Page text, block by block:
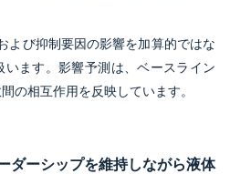
よび抑制要因の影響を加算的ではな
います。影響予測は、ベースライン
の相互作用を反映しています。
ダーシップを維持しながら液体